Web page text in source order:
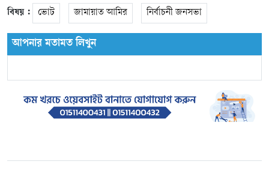
বিষয় : ভোট জামায়াত আমির নির্বাচনী জনসভা
আপনার মতামত লিখুন